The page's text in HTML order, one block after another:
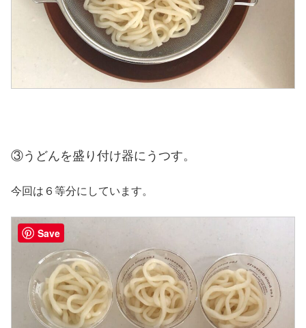
③うどんを盛り付け器にうつす。
今回は６等分にしています。
Save